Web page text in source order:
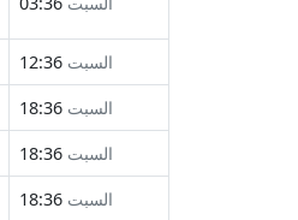
السبت 12:36
السبت 18:36
السبت 18:36
السبت 18:36